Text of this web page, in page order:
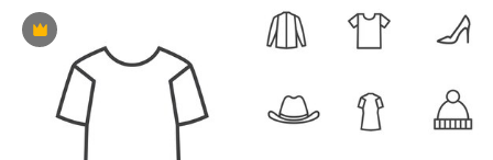
Premium